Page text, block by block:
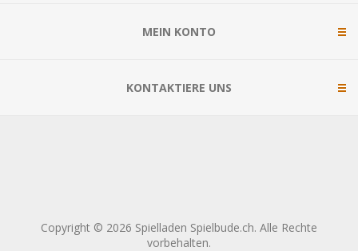
MEIN KONTO
KONTAKTIERE UNS
Copyright © 2026 Spielladen Spielbude.ch. Alle Rechte
vorbehalten.